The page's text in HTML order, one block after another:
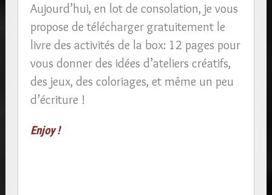
Aujourd’hui, en lot de consolation, je vous
propose de télécharger gratuitement le
livre des activités de la box: 12 pages pour
vous donner des idées d’ateliers créatifs,
des jeux, des coloriages, et même un peu
d’écriture !
Enjoy !